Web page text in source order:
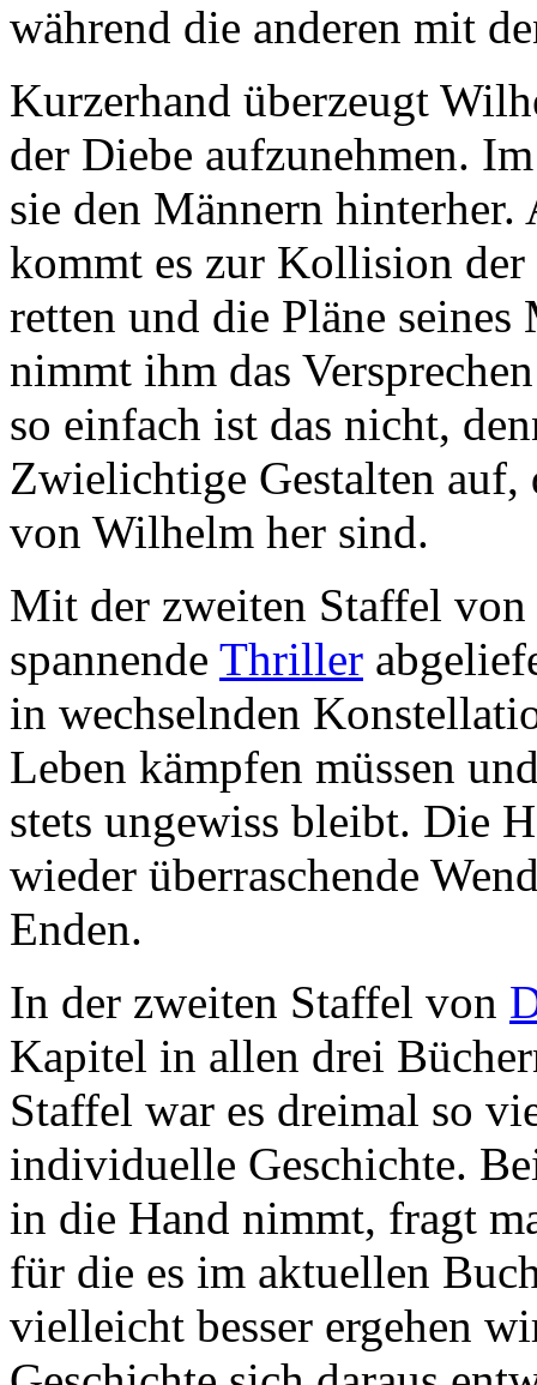
während die anderen mit
Kurzerhand überzeugt
der Diebe aufzunehmen.
sie den Männern
kommt es zur Kollision
retten und die Pläne
nimmt ihm das
so einfach ist das nicht,
Zwielichtige Gestalten
von Wilhelm her sind.
Mit der zweiten Staffel von
spannende Thriller
in wechselnden
Leben kämpfen müssen
stets ungewiss bleibt. Die
wieder überraschende
Enden.
In der zweiten Staffel von
Kapitel in allen drei
Staffel war es dreimal so
individuelle Geschichte.
in die Hand nimmt, fragt
für die es im aktuellen
vielleicht besser ergehen